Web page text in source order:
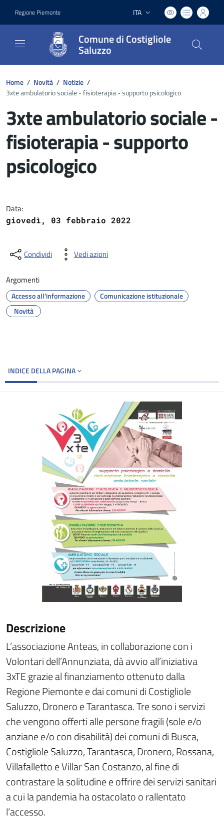
Regione Piemonte Lingua attiva:
ITA
Comune di Costigliole
Saluzzo
Home / Novità / Notizie /
3xte ambulatorio sociale - fisioterapia - supporto psicologico
3xte ambulatorio sociale -
fisioterapia - supporto
psicologico
Data:
giovedì, 03 febbraio 2022
Condividi Vedi azioni
Argomenti
Accesso all'informazione
Comunicazione istituzionale
Novità
INDICE DELLA PAGINA
Descrizione
L’associazione Anteas, in collaborazione con i
Volontari dell’Annunziata, dà avvio all’iniziativa
3xTE grazie al finanziamento ottenuto dalla
Regione Piemonte e dai comuni di Costigliole
Saluzzo, Dronero e Tarantasca. Tre sono i servizi
che vengono offerti alle persone fragili (sole e/o
anziane e/o con disabilità) dei comuni di Busca,
Costigliole Saluzzo, Tarantasca, Dronero, Rossana,
Villafalletto e Villar San Costanzo, al fine di
contrastare la solitudine e offrire dei servizi sanitari
a cui la pandemia ha ostacolato o rallentato
l’accesso.